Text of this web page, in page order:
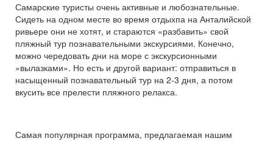
Самарские туристы очень активные и любознательные.
Сидеть на одном месте во время отдыхпа на Анталийской
ривьере они не хотят, и стараются «разбавить» свой
пляжный тур познавательными экскурсиями. Конечно,
можно чередовать дни на море с экскурсионными
«вылазками». Но есть и другой вариант: отправиться в
насыщенный познавательный тур на 2-3 дня, а потом
вкусить все прелести пляжного релакса.
Самая популярная программа, предлагаемая нашим